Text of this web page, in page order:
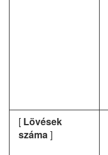
[ Lövések
száma]